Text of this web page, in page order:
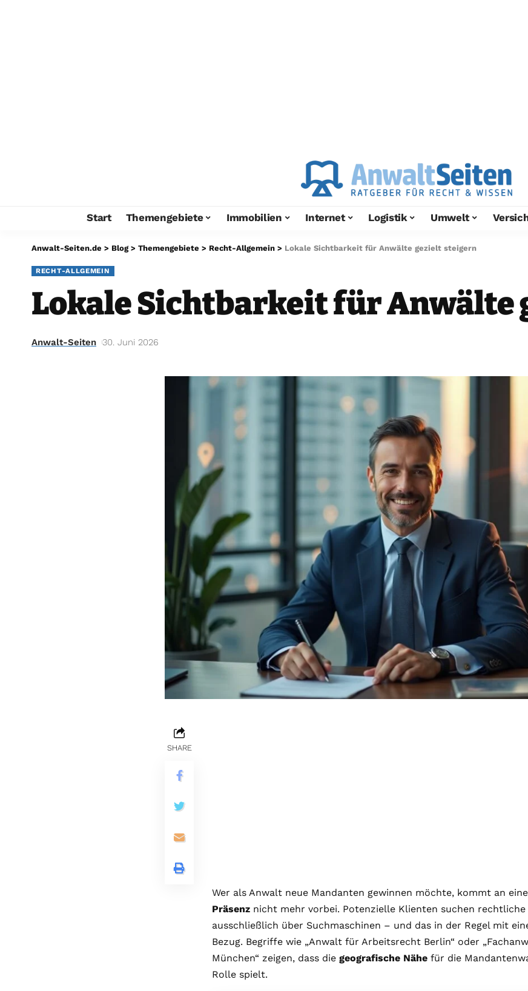
Start Themengebiete Immobilien Internet Logistik Umwelt
Anwalt-Seiten.de > Blog> Themengebiete > Recht-Allgemein > Lokale Sichtbarkeit für Anwälte gezielt steigern
RECHT-ALLGEMEIN
Lokale Sichtbarkeit für Anwälte
Anwalt-Seiten 30. Juni 2026
SHARE
Wer als Anwalt neue Mandanten gewinnen möchte, kommt an
Präsenz nicht mehr vorbei. Potenzielle Klienten suchen
ausschließlich über Suchmaschinen – und das in der Regel mit
Bezug. Begriffe wie „Anwalt für Arbeitsrecht Berlin“ oder
München“ zeigen, dass die geografische Nähe für die
Rolle spielt.